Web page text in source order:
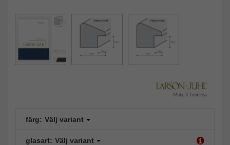
färg: Välj variant
glasart: Välj variant